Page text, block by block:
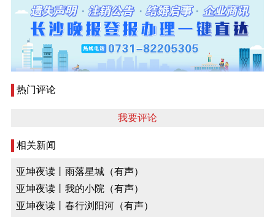
热门评论
我要评论
相关新闻
亚坤夜读丨雨落星城（有声）
亚坤夜读丨我的小院（有声）
亚坤夜读丨春行浏阳河（有声）